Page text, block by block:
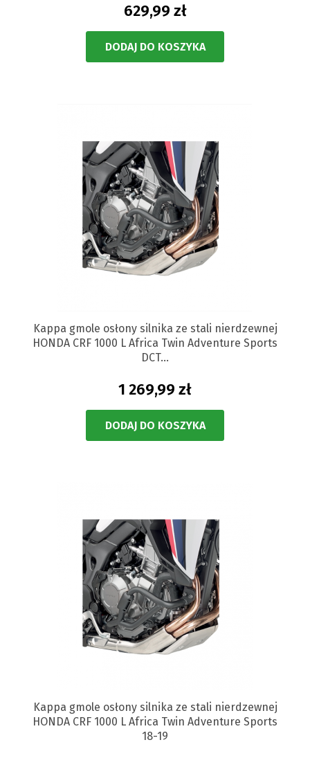
629,99 zł
DODAJ DO KOSZYKA
Kappa gmole osłony silnika ze stali nierdzewnej
HONDA CRF 1000 L Africa Twin Adventure Sports
DCT...
1 269,99 zł
DODAJ DO KOSZYKA
Kappa gmole osłony silnika ze stali nierdzewnej
HONDA CRF 1000 L Africa Twin Adventure Sports
18-19